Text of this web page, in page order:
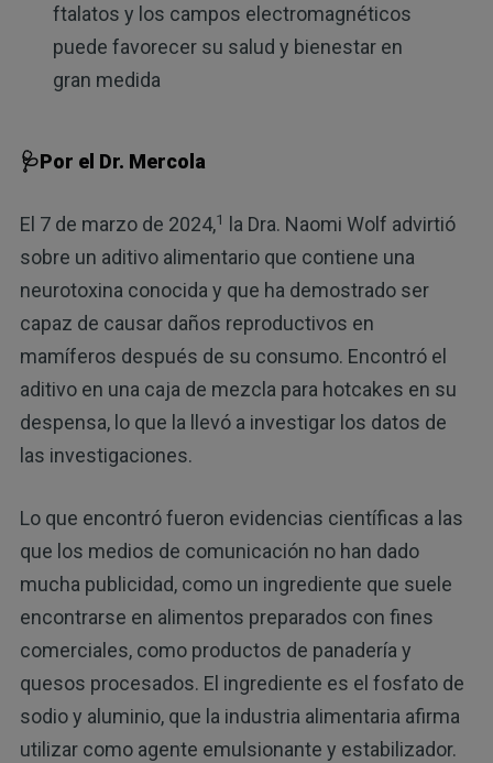
ftalatos y los campos electromagnéticos
puede favorecer su salud y bienestar en
gran medida
🩺Por el Dr. Mercola
El 7 de marzo de 2024,1
la Dra. Naomi Wolf advirtió
sobre un aditivo alimentario que contiene una
neurotoxina conocida y que ha demostrado ser
capaz de causar daños reproductivos en
mamíferos después de su consumo. Encontró el
aditivo en una caja de mezcla para hotcakes en su
despensa, lo que la llevó a investigar los datos de
las investigaciones.
Lo que encontró fueron evidencias científicas a las
que los medios de comunicación no han dado
mucha publicidad, como un ingrediente que suele
encontrarse en alimentos preparados con fines
comerciales, como productos de panadería y
quesos procesados. El ingrediente es el fosfato de
sodio y aluminio, que la industria alimentaria afirma
utilizar como agente emulsionante y estabilizador.